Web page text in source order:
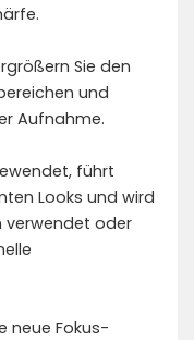
Sie den
und
Aufnahme.
führt
Looks und wird
verwendet oder
neue Fokus-